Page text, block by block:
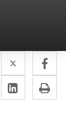
Twitter
Enlace
a
una
a
Linkedin
Enlace
a